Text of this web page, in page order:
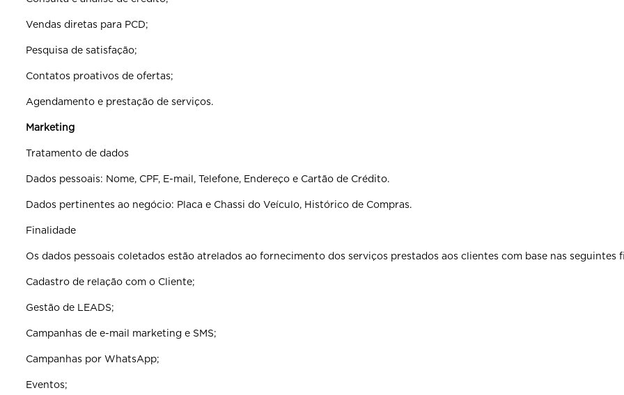
Vendas diretas para PCD;
Pesquisa de satisfação;
Contatos proativos de ofertas;
Agendamento e prestação de serviços.
Marketing
Tratamento de dados
Dados pessoais: Nome, CPF, E-mail, Telefone, Endereço e Cartão de Crédito.
Dados pertinentes ao negócio: Placa e Chassi do Veículo, Histórico de Compras.
Finalidade
Os dados pessoais coletados estão atrelados ao fornecimento dos serviços prestados aos clientes com base nas seguintes
Cadastro de relação com o Cliente;
Gestão de LEADS;
Campanhas de e-mail marketing e SMS;
Campanhas por WhatsApp;
Eventos;